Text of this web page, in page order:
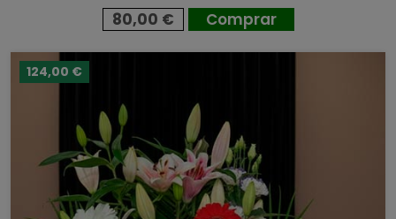
80,00 € Comprar
124,00 €